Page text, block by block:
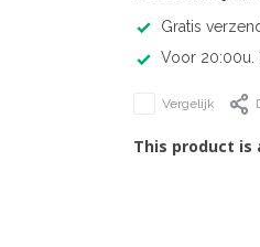
Gratis
Voor 20:00u.
Vergelijk
This product is